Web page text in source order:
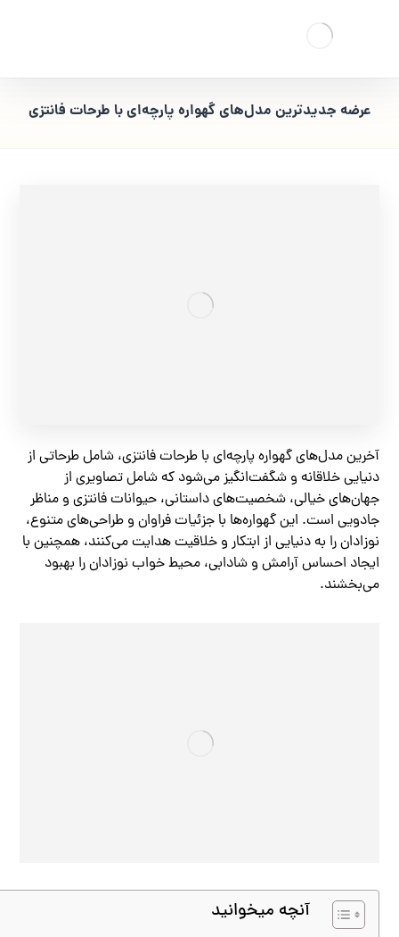
عرضه جدیدترین مدل‌های گهواره پارچه‌ای با طرحات فانتزی
آخرین مدل‌های گهواره پارچه‌ای با طرحات فانتزی، شامل طرحاتی از
دنیایی خلاقانه و شگفت‌انگیز می‌شود که شامل تصاویری از
جهان‌های خیالی، شخصیت‌های داستانی، حیوانات فانتزی و مناظر
جادویی است. این گهواره‌ها با جزئیات فراوان و طراحی‌های متنوع،
نوزادان را به دنیایی از ابتکار و خلاقیت هدایت می‌کنند، همچنین با
ایجاد احساس آرامش و شادابی، محیط خواب نوزادان را بهبود
می‌بخشند.
آنچه میخوانید